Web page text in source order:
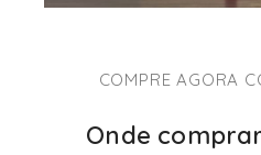
COMPRE AGORA
Onde